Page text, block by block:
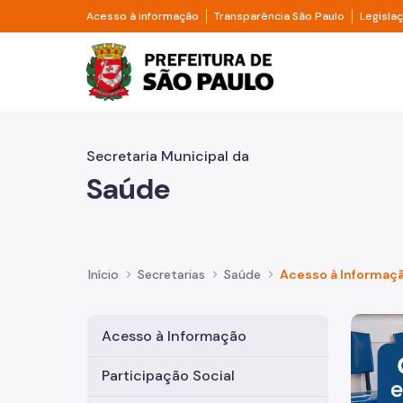
Pular para o Conteúdo principal
Acesso à informação Divisor de acesso à informação
Transparência São Paulo Divisor
Prefeitura de São
Secretaria Municipal da
Saúde
Início Secretarias Saúde Acesso à
Acesso à Informação
Participação Social